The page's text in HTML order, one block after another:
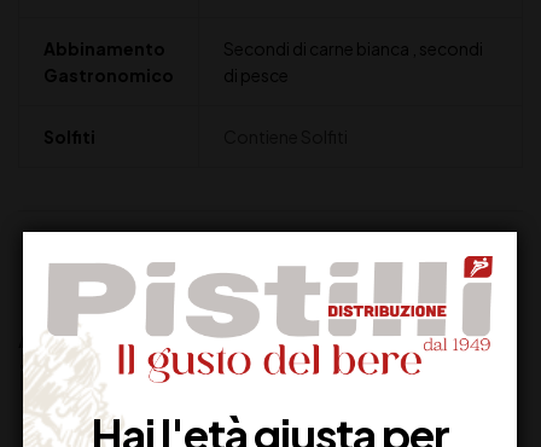
Abbinamento
Gastronomico
Secondi di carne bianca , secondi
di pesce
Solfiti
Altri prodotti che potrebbero
interessarti:
Hai l'età giusta per